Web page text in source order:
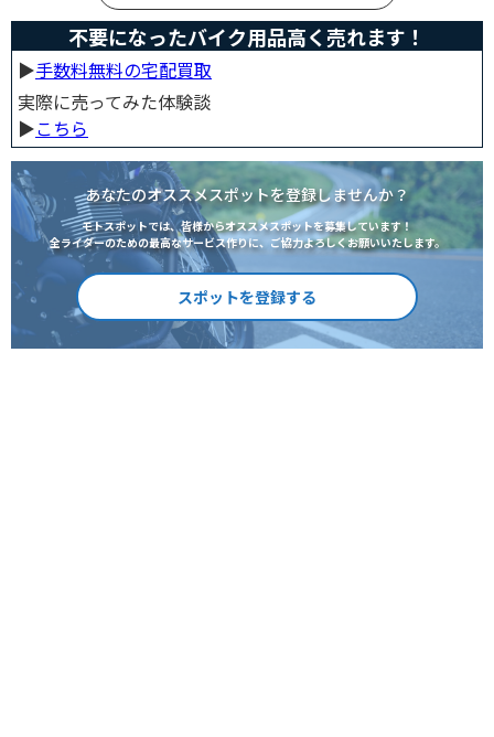
不要になったバイク用品高く売れます！
▶︎手数料無料の宅配買取
実際に売ってみた体験談
▶︎こちら
あなたのオススメスポットを登録しませんか？
モトスポットでは、皆様からオススメスポットを募集しています！
全ライダーのための最高なサービス作りに、ご協力よろしくお願いいたします。
スポットを登録する